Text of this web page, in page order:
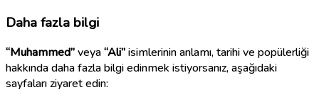
Daha fazla bilgi
“Muhammed”veya“Ali”isimlerinin anlamı, tarihi ve popülerliği
hakkında daha fazla bilgi edinmek istiyorsanız, aşağıdaki
sayfaları ziyaret edin: